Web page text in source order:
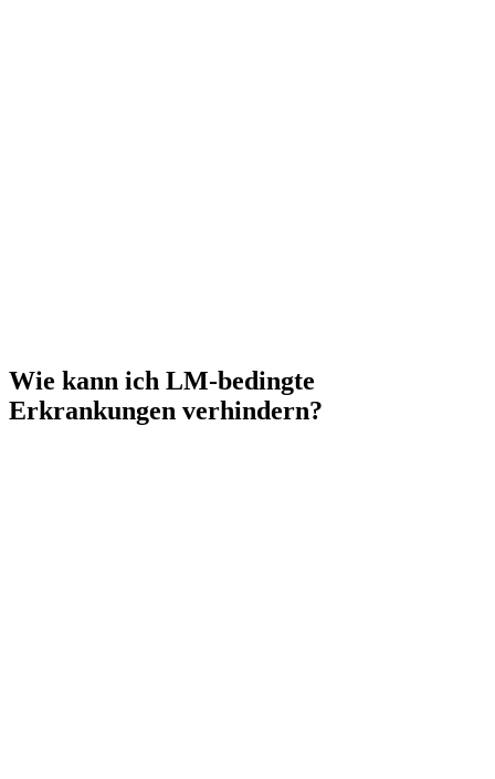
Wie kann ich LM-bedingte
Erkrankungen verhindern?